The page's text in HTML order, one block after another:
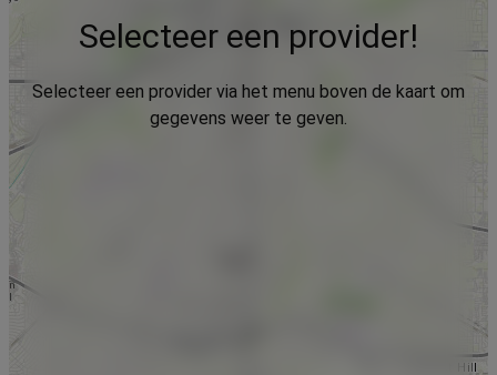
Selecteer een provider!
Selecteer een provider via het menu boven de kaart om
gegevens weer te geven.